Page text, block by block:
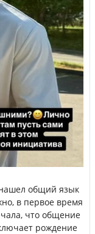
общий язык
в первое время
что общение
рождение